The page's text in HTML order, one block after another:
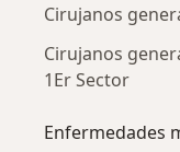
Cirujanos
Cirujanos
1Er Sector
Enfermedades